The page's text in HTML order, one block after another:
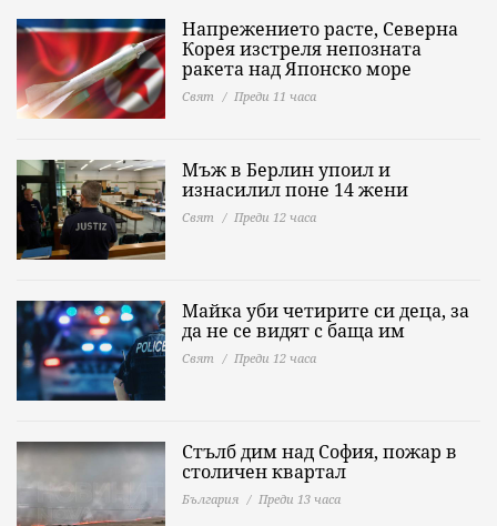
Напрежението расте, Северна
Корея изстреля непозната
ракета над Японско море
Свят Преди 11 часа
Мъж в Берлин упоил и
изнасилил поне 14 жени
Свят Преди 12 часа
Майка уби четирите си деца, за
да не се видят с баща им
Свят Преди 12 часа
Стълб дим над София, пожар в
столичен квартал
България Преди 13 часа